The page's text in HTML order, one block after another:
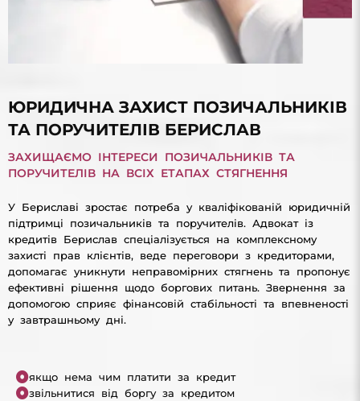
ЮРИДИЧНА ЗАХИСТ ПОЗИЧАЛЬНИКІВ
ТА ПОРУЧИТЕЛІВ БЕРИСЛАВ
ЗАХИЩАЄМО ІНТЕРЕСИ ПОЗИЧАЛЬНИКІВ ТА
ПОРУЧИТЕЛІВ НА ВСІХ ЕТАПАХ СТЯГНЕННЯ
У Бериславі зростає потреба у кваліфікованій юридичній
підтримці позичальників та поручителів. Адвокат із
кредитів Берислав спеціалізується на комплексному
захисті прав клієнтів, веде переговори з кредиторами,
допомагає уникнути неправомірних стягнень та пропонує
ефективні рішення щодо боргових питань. Звернення за
допомогою сприяє фінансовій стабільності та впевненості
у завтрашньому дні.
якщо нема чим платити за кредит
звільнитися від боргу за кредитом